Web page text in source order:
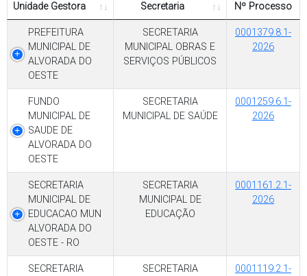
Unidade Gestora Secretaria Nº Processo
PREFEITURA
MUNICIPAL DE
ALVORADA DO
OESTE
SECRETARIA
MUNICIPAL OBRAS E
SERVIÇOS PÚBLICOS
0001379.8.1-
2026
FUNDO
MUNICIPAL DE
SAUDE DE
ALVORADA DO
OESTE
SECRETARIA
MUNICIPAL DE SAÚDE
0001259.6.1-
2026
SECRETARIA
MUNICIPAL DE
EDUCACAO MUN
ALVORADA DO
OESTE - RO
SECRETARIA
MUNICIPAL DE
EDUCAÇÃO
0001161.2.1-
2026
SECRETARIA
SECRETARIA
0001119.2.1-